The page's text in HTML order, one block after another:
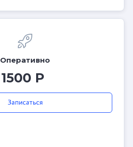
Оперативно
1500 Р
Записаться